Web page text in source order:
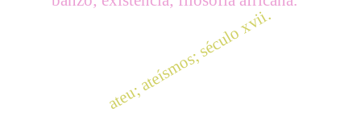
ateu; ateísmos; século xvii.